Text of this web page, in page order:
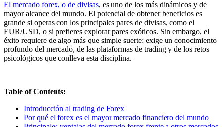
El mercado forex, o de divisas, es uno de los más dinámicos y de
mayor alcance del mundo. El potencial de obtener beneficios es
grande si operas con los principales pares de divisas, como el
EUR/USD, o si prefieres explorar pares exóticos. Sin embargo, el
éxito requiere de algo más que simple suerte: exige un conocimiento
profundo del mercado, de las plataformas de trading y de los retos
psicológicos que conlleva esta disciplina.
Table of Contents:
Introducción al trading de Forex
Por qué el forex es el mayor mercado financiero del mundo